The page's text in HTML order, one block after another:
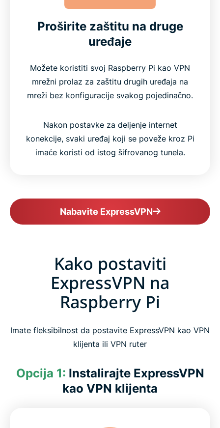
Proširite zaštitu na druge
uređaje
Možete koristiti svoj Raspberry Pi kao VPN
mrežni prolaz za zaštitu drugih uređaja na
mreži bez konfiguracije svakog pojedinačno.
Nakon postavke za deljenje internet
konekcije, svaki uređaj koji se poveže kroz Pi
imaće koristi od istog šifrovanog tunela.
Nabavite ExpressVPN
Kako postaviti
ExpressVPN na
Raspberry Pi
Imate fleksibilnost da postavite ExpressVPN kao VPN
klijenta ili VPN ruter
Opcija 1: Instalirajte ExpressVPN
kao VPN klijenta